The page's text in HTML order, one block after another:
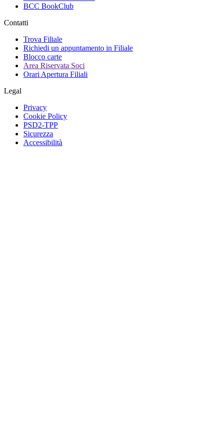
BCC BookClub
Contatti
Trova Filiale
Richiedi un appuntamento in Filiale
Blocco carte
Area Riservata Soci
Orari Apertura Filiali
Legal
Privacy
Cookie Policy
PSD2-TPP
Sicurezza
Accessibilità